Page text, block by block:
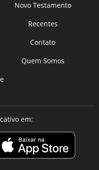
Novo Testamento
Recentes
Contato
Quem Somos
em: